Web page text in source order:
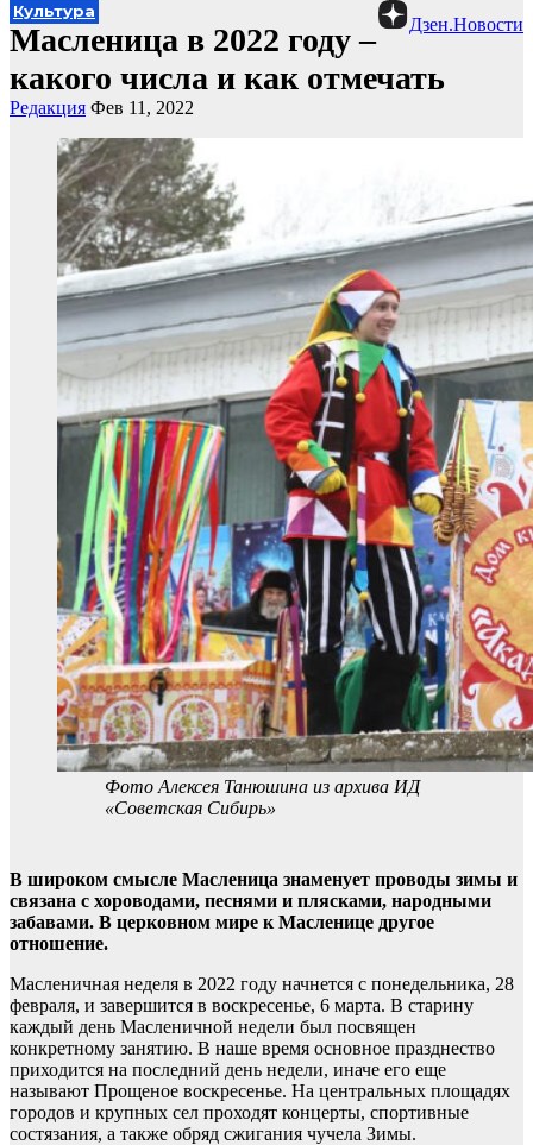
Дзен.Новости
Культура
Масленица в 2022 году –
какого числа и как отмечать
Редакция Фев 11, 2022
Фото Алексея Танюшина из архива ИД
«Советская Сибирь»
В широком смысле Масленица знаменует проводы зимы и
связана с хороводами, песнями и плясками, народными
забавами. В церковном мире к Масленице другое
отношение.
Масленичная неделя в 2022 году начнется с понедельника, 28
февраля, и завершится в воскресенье, 6 марта. В старину
каждый день Масленичной недели был посвящен
конкретному занятию. В наше время основное празднество
приходится на последний день недели, иначе его еще
называют Прощеное воскресенье. На центральных площадях
городов и крупных сел проходят концерты, спортивные
состязания, а также обряд сжигания чучела Зимы.